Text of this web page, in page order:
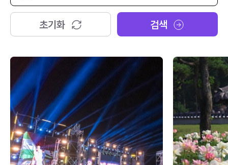
고
리
택
초기화 검색